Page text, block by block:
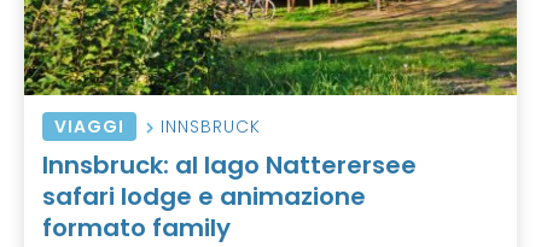
VIAGGI INNSBRUCK
Innsbruck: al lago Natterersee
safari lodge e animazione
formato family